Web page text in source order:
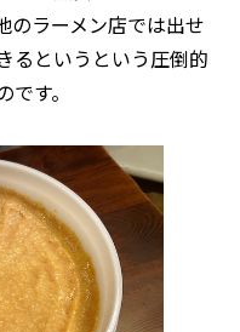
のラーメン店では出せ
るというという圧倒的
す。